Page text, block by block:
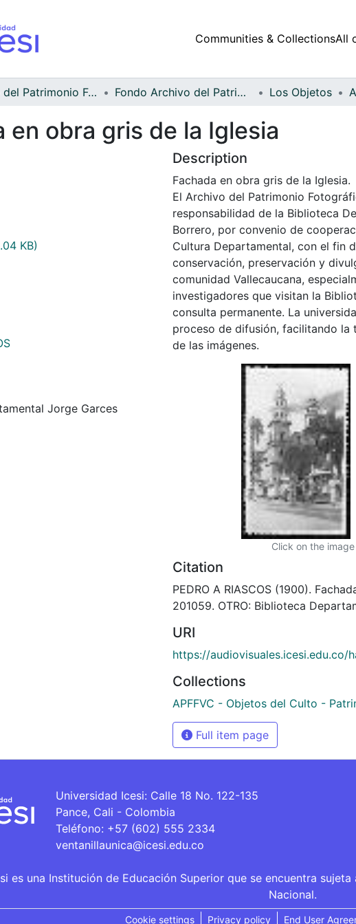
Communities & CollectionsAll
Archivo del Patrimonio Fotográfico y Fílmico del Valle del Cauca Fondo Archivo del Patrimonio Fotográfico y Fílmico del Valle del Cauca Los Objetos
en obra gris de la Iglesia
KB)
Jorge Garces
Description
Fachada en obra gris de la Iglesia.
El Archivo del Patrimonio
responsabilidad de la Biblioteca
Borrero, por convenio de
Cultura Departamental, con el fin
conservación, preservación y
comunidad Vallecaucana,
investigadores que visitan la
consulta permanente. La
proceso de difusión, facilitando la
de las imágenes.
Click on the
Citation
PEDRO A RIASCOS (1900).
201059. OTRO: Biblioteca
URI
https://audiovisuales.icesi.edu.co/
Collections
APFFVC - Objetos del Culto -
Full item page
Universidad Icesi: Calle 18 No. 122-135
Pance, Cali - Colombia
Teléfono: +57 (602) 555 2334
ventanillaunica@icesi.edu.co
es una Institución de Educación Superior que se encuentra
Nacional.
Cookie settings Privacy policy End User